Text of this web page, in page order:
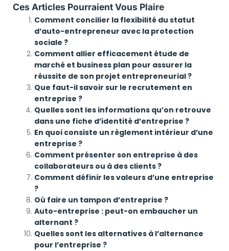
Ces Articles Pourraient Vous Plaire
Comment concilier la flexibilité du statut
d’auto-entrepreneur avec la protection
sociale ?
Comment allier efficacement étude de
marché et business plan pour assurer la
réussite de son projet entrepreneurial ?
Que faut-il savoir sur le recrutement en
entreprise ?
Quelles sont les informations qu’on retrouve
dans une fiche d’identité d’entreprise ?
En quoi consiste un règlement intérieur d’une
entreprise ?
Comment présenter son entreprise à des
collaborateurs ou à des clients ?
Comment définir les valeurs d’une entreprise
?
Où faire un tampon d’entreprise ?
Auto-entreprise : peut-on embaucher un
alternant ?
Quelles sont les alternatives à l’alternance
pour l’entreprise ?